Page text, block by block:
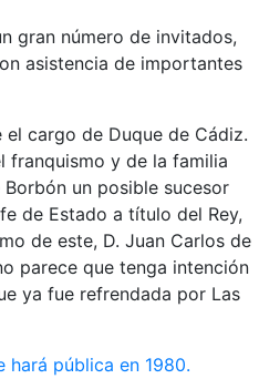
gran número de invitados,
asistencia de importantes
cargo de Duque de Cádiz.
franquismo y de la familia
un posible sucesor
de Estado a título del Rey,
de este, D. Juan Carlos de
parece que tenga intención
ya fue refrendada por Las
hará pública en 1980.